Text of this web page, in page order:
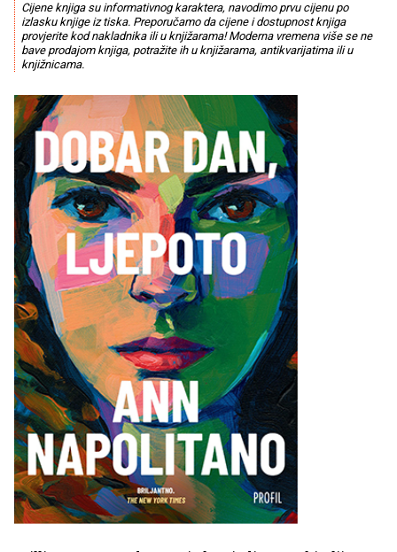
Cijene knjiga su informativnog karaktera, navodimo prvu cijenu po
izlasku knjige iz tiska. Preporučamo da cijene i dostupnost knjiga
provjerite kod nakladnika ili u knjižarama! Moderna vremena više se ne
bave prodajom knjiga, potražite ih u knjižarama, antikvarijatima ili u
knjižnicama.